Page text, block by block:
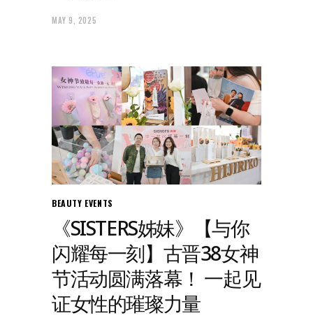
MAY 9, 2025
BEAUTY EVENTS
《SISTERS姊妹》【与你
闪耀每一刻】古晋38女神
节活动圆满落幕！ 一起见
证女性的璀璨力量